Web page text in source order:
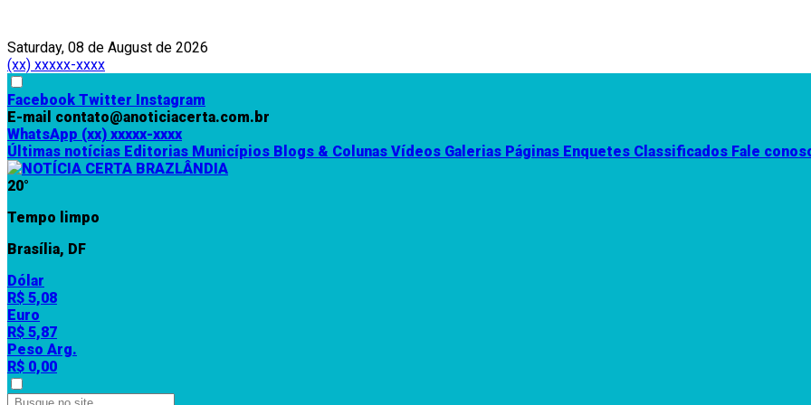
Saturday, 08 de August de 2026
(xx) xxxxx-xxxx
Facebook Twitter Instagram
E-mail contato@anoticiacerta.com.br
WhatsApp (xx) xxxxx-xxxx
Últimas notícias Editorias Municípios Blogs & Colunas Vídeos Galerias Páginas Enquetes Classificados Fale
20°
Tempo limpo
Brasília, DF
Dólar
R$ 5,08
Euro
R$ 5,87
Peso Arg.
R$ 0,00